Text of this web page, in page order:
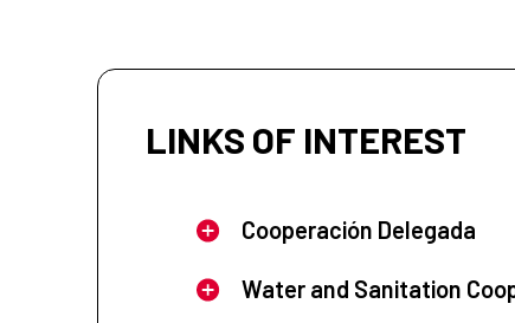
LINKS OF INTEREST
Cooperación Delegada
Water and Sanitation